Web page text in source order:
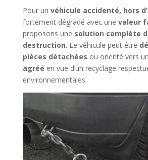
Pour un véhicule accidenté, hors
fortement dégradé avec une valeur
proposons une solution complète
destruction. Le véhicule peut être
pièces détachées ou orienté vers un
agréé en vue d’un recyclage
environnementales.